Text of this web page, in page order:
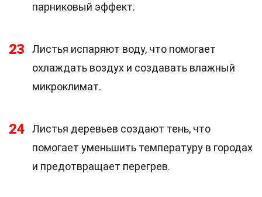
парниковый эффект.
23
Листья испаряют воду, что помогает
охлаждать воздух и создавать влажный
микроклимат.
24
Листья деревьев создают тень, что
помогает уменьшить температуру в городах
и предотвращает перегрев.